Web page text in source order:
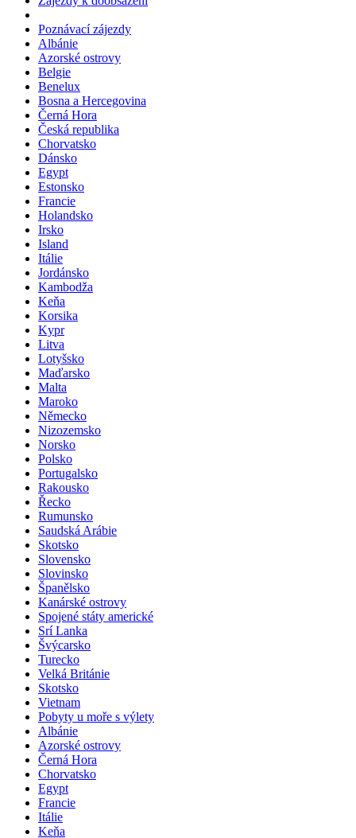
Poznávací zájezdy
Albánie
Azorské ostrovy
Belgie
Benelux
Bosna a Hercegovina
Černá Hora
Česká republika
Chorvatsko
Dánsko
Egypt
Estonsko
Francie
Holandsko
Irsko
Island
Itálie
Jordánsko
Kambodža
Keňa
Korsika
Kypr
Litva
Lotyšsko
Maďarsko
Malta
Maroko
Německo
Nizozemsko
Norsko
Polsko
Portugalsko
Rakousko
Řecko
Rumunsko
Saudská Arábie
Skotsko
Slovensko
Slovinsko
Španělsko
Kanárské ostrovy
Spojené státy americké
Srí Lanka
Švýcarsko
Turecko
Velká Británie
Skotsko
Vietnam
Pobyty u moře s výlety
Albánie
Azorské ostrovy
Černá Hora
Chorvatsko
Egypt
Francie
Itálie
Keňa